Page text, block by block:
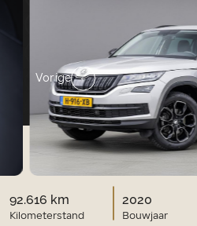
CONTACT:
0229-220040
Vorige
92.616 km
Kilometerstand
2020
Bouwjaar